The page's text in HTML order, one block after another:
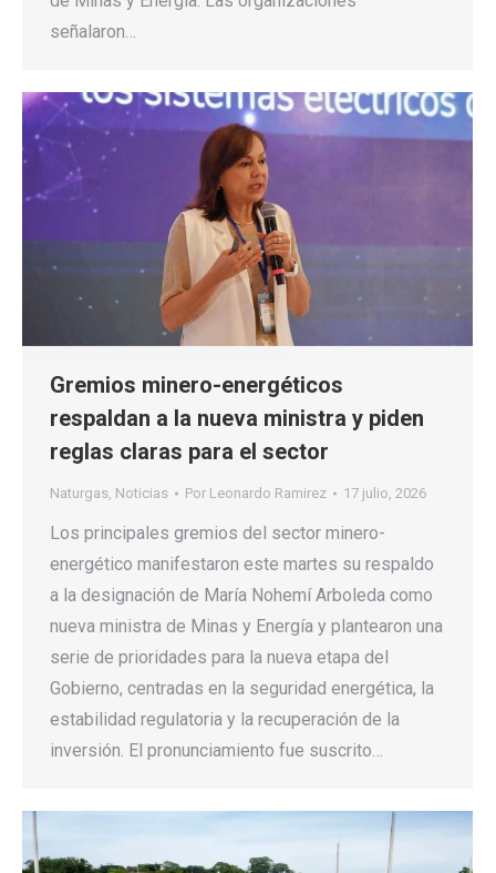
señalaron…
Gremios minero-energéticos
respaldan a la nueva ministra y piden
reglas claras para el sector
Naturgas, Noticias Por Leonardo Ramirez 17 julio, 2026
Los principales gremios del sector minero-
energético manifestaron este martes su respaldo
a la designación de María Nohemí Arboleda como
nueva ministra de Minas y Energía y plantearon una
serie de prioridades para la nueva etapa del
Gobierno, centradas en la seguridad energética, la
estabilidad regulatoria y la recuperación de la
inversión. El pronunciamiento fue suscrito…